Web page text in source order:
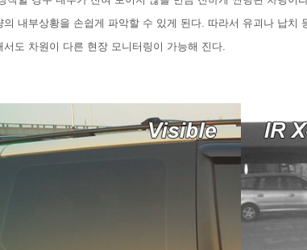
의 내부상황을 손쉽게 파악할 수 있게 된다. 따라서 유괴나 납치
서도 차원이 다른 현장 모니터링이 가능해 진다.